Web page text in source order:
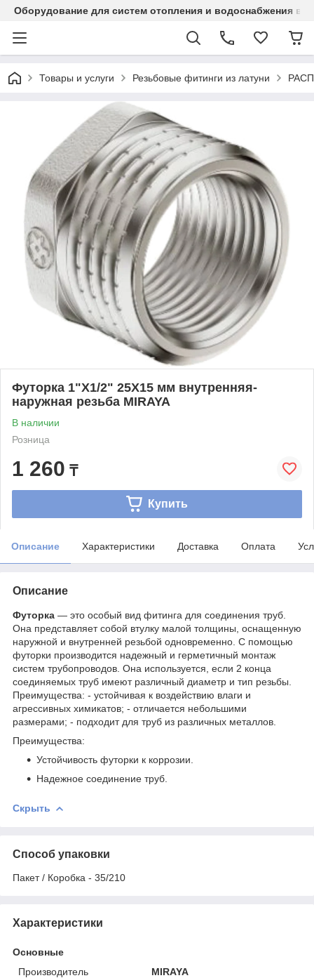
Оборудование для систем отопления и водоснабжения в
Товары и услуги Резьбовые фитинги из латуни
Футорка 1"Х1/2" 25Х15 мм внутренняя-
наружная резьба MIRAYA
В наличии
Розница
1 260 ₸
Купить
Описание Характеристики Доставка Оплата
Описание
Футорка — это особый вид фитинга для соединения труб.
Она представляет собой втулку малой толщины, оснащенную
наружной и внутренней резьбой одновременно. С помощью
футорки производится надежный и герметичный монтаж
систем трубопроводов. Она используется, если 2 конца
соединяемых труб имеют различный диаметр и тип резьбы.
Преимущества: - устойчивая к воздействию влаги и
агрессивных химикатов; - отличается небольшими
размерами; - подходит для труб из различных металлов.
Преимущества:
Устойчивость футорки к коррозии.
Надежное соединение труб.
Скрыть
Способ упаковки
Пакет / Коробка - 35/210
Характеристики
Основные
Производитель
MIRAYA